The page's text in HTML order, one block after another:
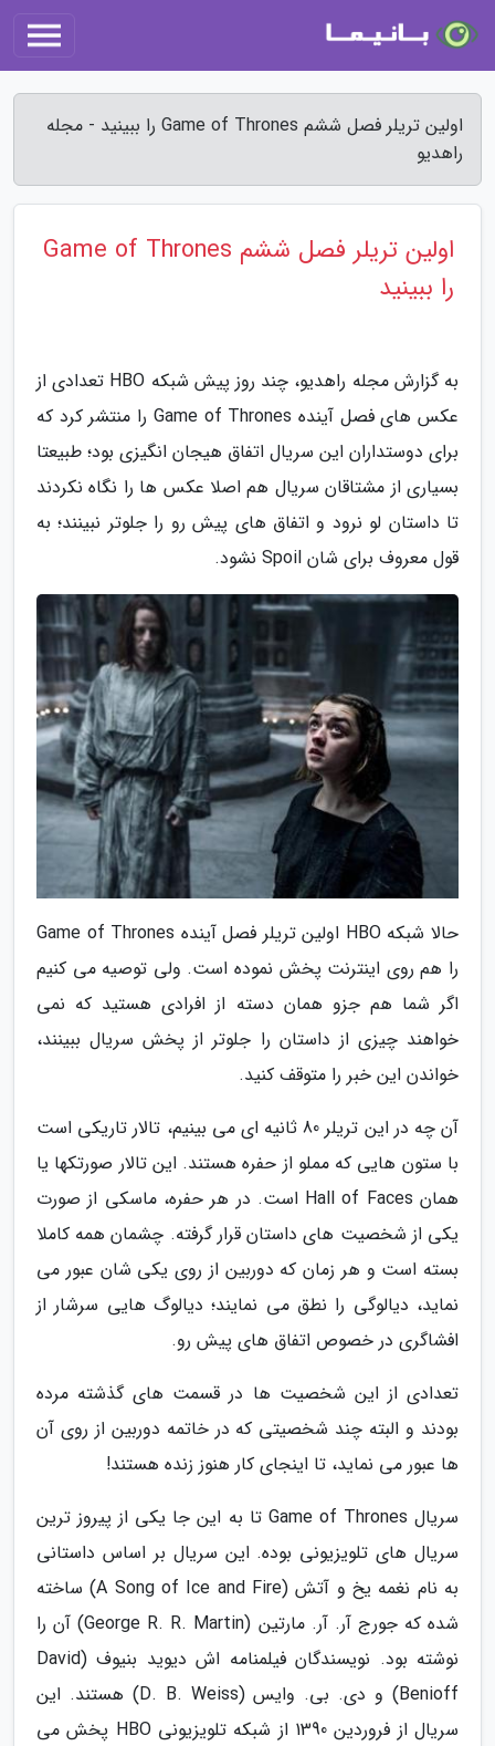
اولین تریلر فصل ششم Game of Thrones را ببینید - مجله
راهدیو
اولین تریلر فصل ششم Game of Thrones
را ببینید
به گزارش مجله راهدیو، چند روز پیش شبکه HBO تعدادی از
عکس های فصل آینده Game of Thrones را منتشر کرد که
برای دوستداران این سریال اتفاق هیجان انگیزی بود؛ طبیعتا
بسیاری از مشتاقان سریال هم اصلا عکس ها را نگاه نکردند
تا داستان لو نرود و اتفاق های پیش رو را جلوتر نبینند؛ به
قول معروف برای شان Spoil نشود.
حالا شبکه HBO اولین تریلر فصل آینده Game of Thrones
را هم روی اینترنت پخش نموده است. ولی توصیه می کنیم
اگر شما هم جزو همان دسته از افرادی هستید که نمی
خواهند چیزی از داستان را جلوتر از پخش سریال ببینند،
خواندن این خبر را متوقف کنید.
آن چه در این تریلر 80 ثانیه ای می بینیم، تالار تاریکی است
با ستون هایی که مملو از حفره هستند. این تالار صورتکها یا
همان Hall of Faces است. در هر حفره، ماسکی از صورت
یکی از شخصیت های داستان قرار گرفته. چشمان همه کاملا
بسته است و هر زمان که دوربین از روی یکی شان عبور می
نماید، دیالوگی را نطق می نمایند؛ دیالوگ هایی سرشار از
افشاگری در خصوص اتفاق های پیش رو.
تعدادی از این شخصیت ها در قسمت های گذشته مرده
بودند و البته چند شخصیتی که در خاتمه دوربین از روی آن
ها عبور می نماید، تا اینجای کار هنوز زنده هستند!
سریال Game of Thrones تا به این جا یکی از پیروز ترین
سریال های تلویزیونی بوده. این سریال بر اساس داستانی
به نام نغمه یخ و آتش (A Song of Ice and Fire) ساخته
شده که جورج آر. آر. مارتین (George R. R. Martin) آن را
نوشته بود. نویسندگان فیلمنامه اش دیوید بنیوف (David
Benioff) و دی. بی. وایس (D. B. Weiss) هستند. این
سریال از فروردین 1390 از شبکه تلویزیونی HBO پخش می